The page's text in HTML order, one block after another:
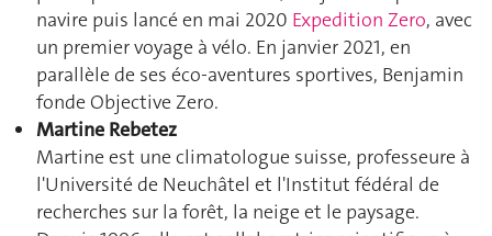
navire puis lancé en mai 2020 Expedition Zero, avec
un premier voyage à vélo. En janvier 2021, en
parallèle de ses éco-aventures sportives, Benjamin
fonde Objective Zero.
Martine Rebetez
Martine est une climatologue suisse, professeure à
l'Université de Neuchâtel et l'Institut fédéral de
recherches sur la forêt, la neige et le paysage.